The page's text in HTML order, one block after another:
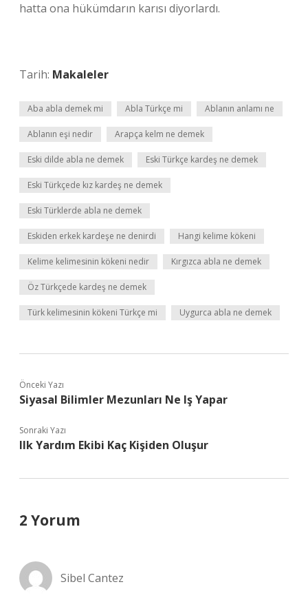
hatta ona hükümdarın karısı diyorlardı.
Tarih: Makaleler
Aba abla demek mi Abla Türkçe mi Ablanın anlamı ne
Ablanın eşi nedir Arapça kelm ne demek
Eski dilde abla ne demek Eski Türkçe kardeş ne demek
Eski Türkçede kız kardeş ne demek
Eski Türklerde abla ne demek
Eskiden erkek kardeşe ne denirdi Hangi kelime kökeni
Kelime kelimesinin kökeni nedir Kırgızca abla ne demek
Öz Türkçede kardeş ne demek
Türk kelimesinin kökeni Türkçe mi Uygurca abla ne demek
Önceki Yazı
Siyasal Bilimler Mezunları Ne Iş Yapar
Sonraki Yazı
Ilk Yardım Ekibi Kaç Kişiden Oluşur
2 Yorum
Sibel Cantez